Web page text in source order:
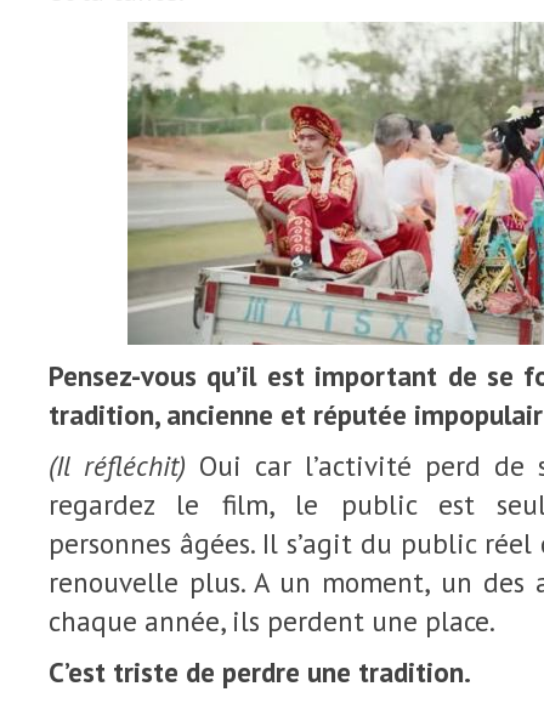
Pensez-vous qu’il est important de se
tradition, ancienne et réputée
(Il réfléchit) Oui car l’activité perd de
regardez le film, le public est
personnes âgées. Il s’agit du public
renouvelle plus. A un moment, un des
chaque année, ils perdent une place.
C’est triste de perdre une tradition.